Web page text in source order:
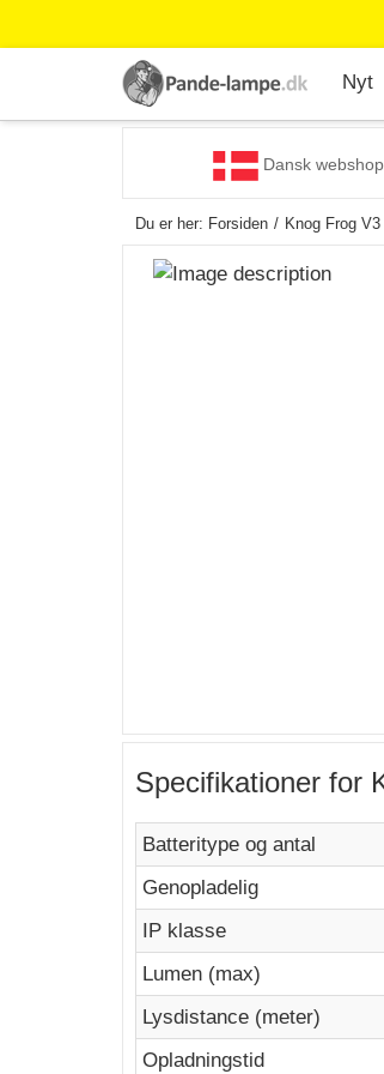
Nyt
Dansk webshop
Du er her: Forsiden Knog Frog
Specifikationer for
Batteritype og antal
Genopladelig
IP klasse
Lumen (max)
Lysdistance (meter)
Opladningstid